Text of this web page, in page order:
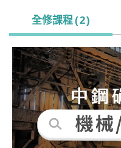
全修課程(2)